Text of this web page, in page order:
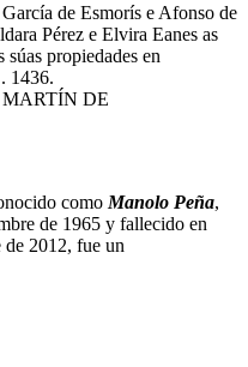
de Esmorís e Afonso de
Pérez e Elvira Eanes as
súas propiedades en
1436.
DE
como Manolo Peña,
de 1965 y fallecido en
2012, fue un